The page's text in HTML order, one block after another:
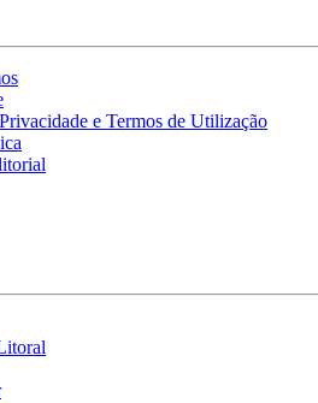
e Termos de Utilização